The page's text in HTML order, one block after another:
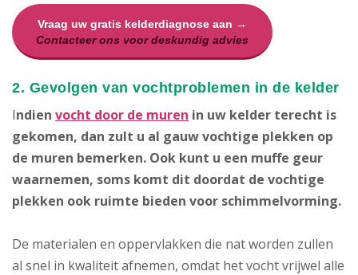
Vraag uw gratis kelderdiagnose aan →
Contacteer ons voor deskundig advies
2. Gevolgen van vochtproblemen in de kelder
Indien vocht door de muren in uw kelder terecht is
gekomen, dan zult u al gauw vochtige plekken op
de muren bemerken. Ook kunt u een muffe geur
waarnemen, soms komt dit doordat de vochtige
plekken ook ruimte bieden voor schimmelvorming.
De materialen en oppervlakken die nat worden zullen
al snel in kwaliteit afnemen, omdat het vocht vrijwel alle